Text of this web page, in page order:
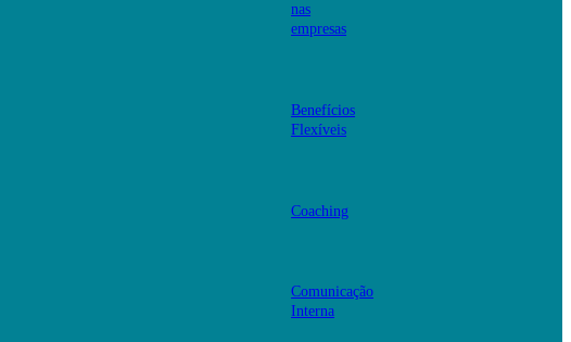
nas
empresas
Benefícios
Flexíveis
Coaching
Comunicação
Interna